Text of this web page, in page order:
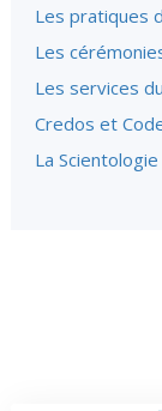
Les pratiques
Les
Les services
Credos et
La